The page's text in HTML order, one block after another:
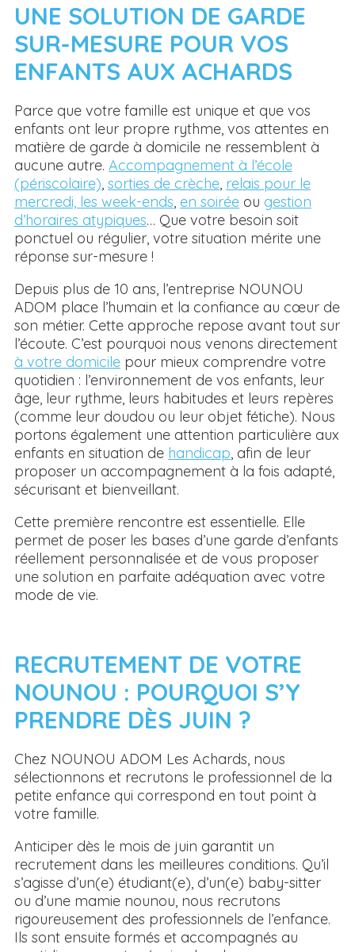
UNE SOLUTION DE GARDE
SUR-MESURE POUR VOS
ENFANTS AUX ACHARDS
Parce que votre famille est unique et que vos
enfants ont leur propre rythme, vos attentes en
matière de garde à domicile ne ressemblent à
aucune autre. Accompagnement à l’école
(périscolaire), sorties de crèche, relais pour le
mercredi, les week-ends, en soiréeou gestion
d’horaires atypiques… Que votre besoin soit
ponctuel ou régulier, votre situation mérite une
réponse sur-mesure !
Depuis plus de 10 ans, l’entreprise NOUNOU
ADOM place l’humain et la confiance au cœur de
son métier. Cette approche repose avant tout sur
l’écoute. C’est pourquoi nous venons directement
à votre domicilepour mieux comprendre votre
quotidien : l’environnement de vos enfants, leur
âge, leur rythme, leurs habitudes et leurs repères
(comme leur doudou ou leur objet fétiche). Nous
portons également une attention particulière aux
enfants en situation de handicap, afin de leur
proposer un accompagnement à la fois adapté,
sécurisant et bienveillant.
Cette première rencontre est essentielle. Elle
permet de poser les bases d’une garde d’enfants
réellement personnalisée et de vous proposer
une solution en parfaite adéquation avec votre
mode de vie.
RECRUTEMENT DE VOTRE
NOUNOU : POURQUOI S’Y
PRENDRE DÈS JUIN ?
Chez NOUNOU ADOM Les Achards, nous
sélectionnons et recrutons le professionnel de la
petite enfance qui correspond en tout point à
votre famille.
Anticiper dès le mois de juin garantit un
recrutement dans les meilleures conditions. Qu’il
s’agisse d’un(e) étudiant(e), d’un(e) baby-sitter
ou d’une mamie nounou, nous recrutons
rigoureusement des professionnels de l’enfance.
Ils sont ensuite formés et accompagnés au